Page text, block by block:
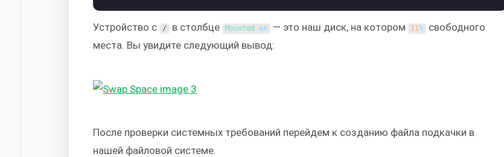
Устройство с / в столбце Mounted on — это наш диск, на котором 11%
свободного
места. Вы увидите следующий вывод:
После проверки системных требований перейдем к созданию файла подкачки в
нашей файловой системе.